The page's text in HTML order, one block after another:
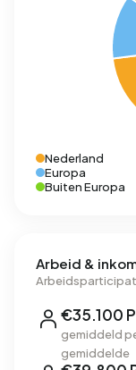
Nederland
Europa
Buiten Europa
Arbeid &
€35.100
gemiddeld
gemiddelde